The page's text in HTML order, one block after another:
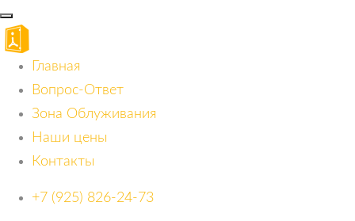
Главная
Вопрос-Ответ
Зона Облуживания
Наши цены
Контакты
+7 (925) 826-24-73